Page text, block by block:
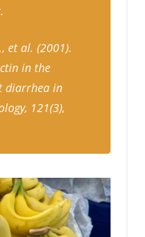
et al. (2001).
in the
diarrhea in
121(3),